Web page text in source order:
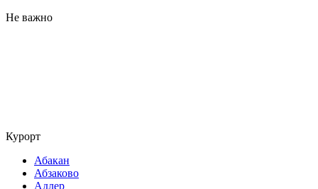
Не важно
Курорт
Абакан
Абзаково
Адлер